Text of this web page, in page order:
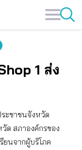
1 ส่ง
ะชาชนจังหวัด
ด สภาองค์กรของ
ยนจากผู้บริโภค